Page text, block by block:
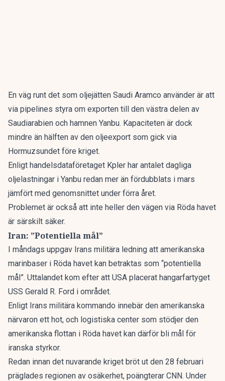
En väg runt det som oljejätten Saudi Aramco använder är att
via pipelines styra om exporten till den västra delen av
Saudiarabien och hamnen Yanbu. Kapaciteten är dock
mindre än hälften av den oljeexport som gick via
Hormuzsundet före kriget.
Enligt handelsdataföretaget Kpler har antalet dagliga
oljelastningar i Yanbu redan mer än fördubblats i mars
jämfört med genomsnittet under förra året.
Problemet är också att inte heller den vägen via Röda havet
är särskilt säker.
Iran: ”Potentiella mål”
I måndags uppgav Irans militära ledning att amerikanska
marinbaser i Röda havet kan betraktas som “potentiella
mål”. Uttalandet kom efter att USA placerat hangarfartyget
USS Gerald R. Ford i området.
Enligt Irans militära kommando innebär den amerikanska
närvaron ett hot, och logistiska center som stödjer den
amerikanska flottan i Röda havet kan därför bli mål för
iranska styrkor.
Redan innan det nuvarande kriget bröt ut den 28 februari
präglades regionen av osäkerhet, poängterar CNN. Under